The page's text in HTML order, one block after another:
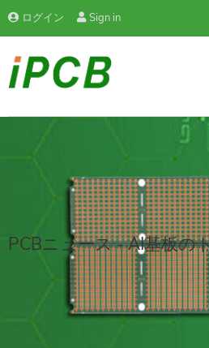
ログイン Sign in
PCBニュース - AI基板の